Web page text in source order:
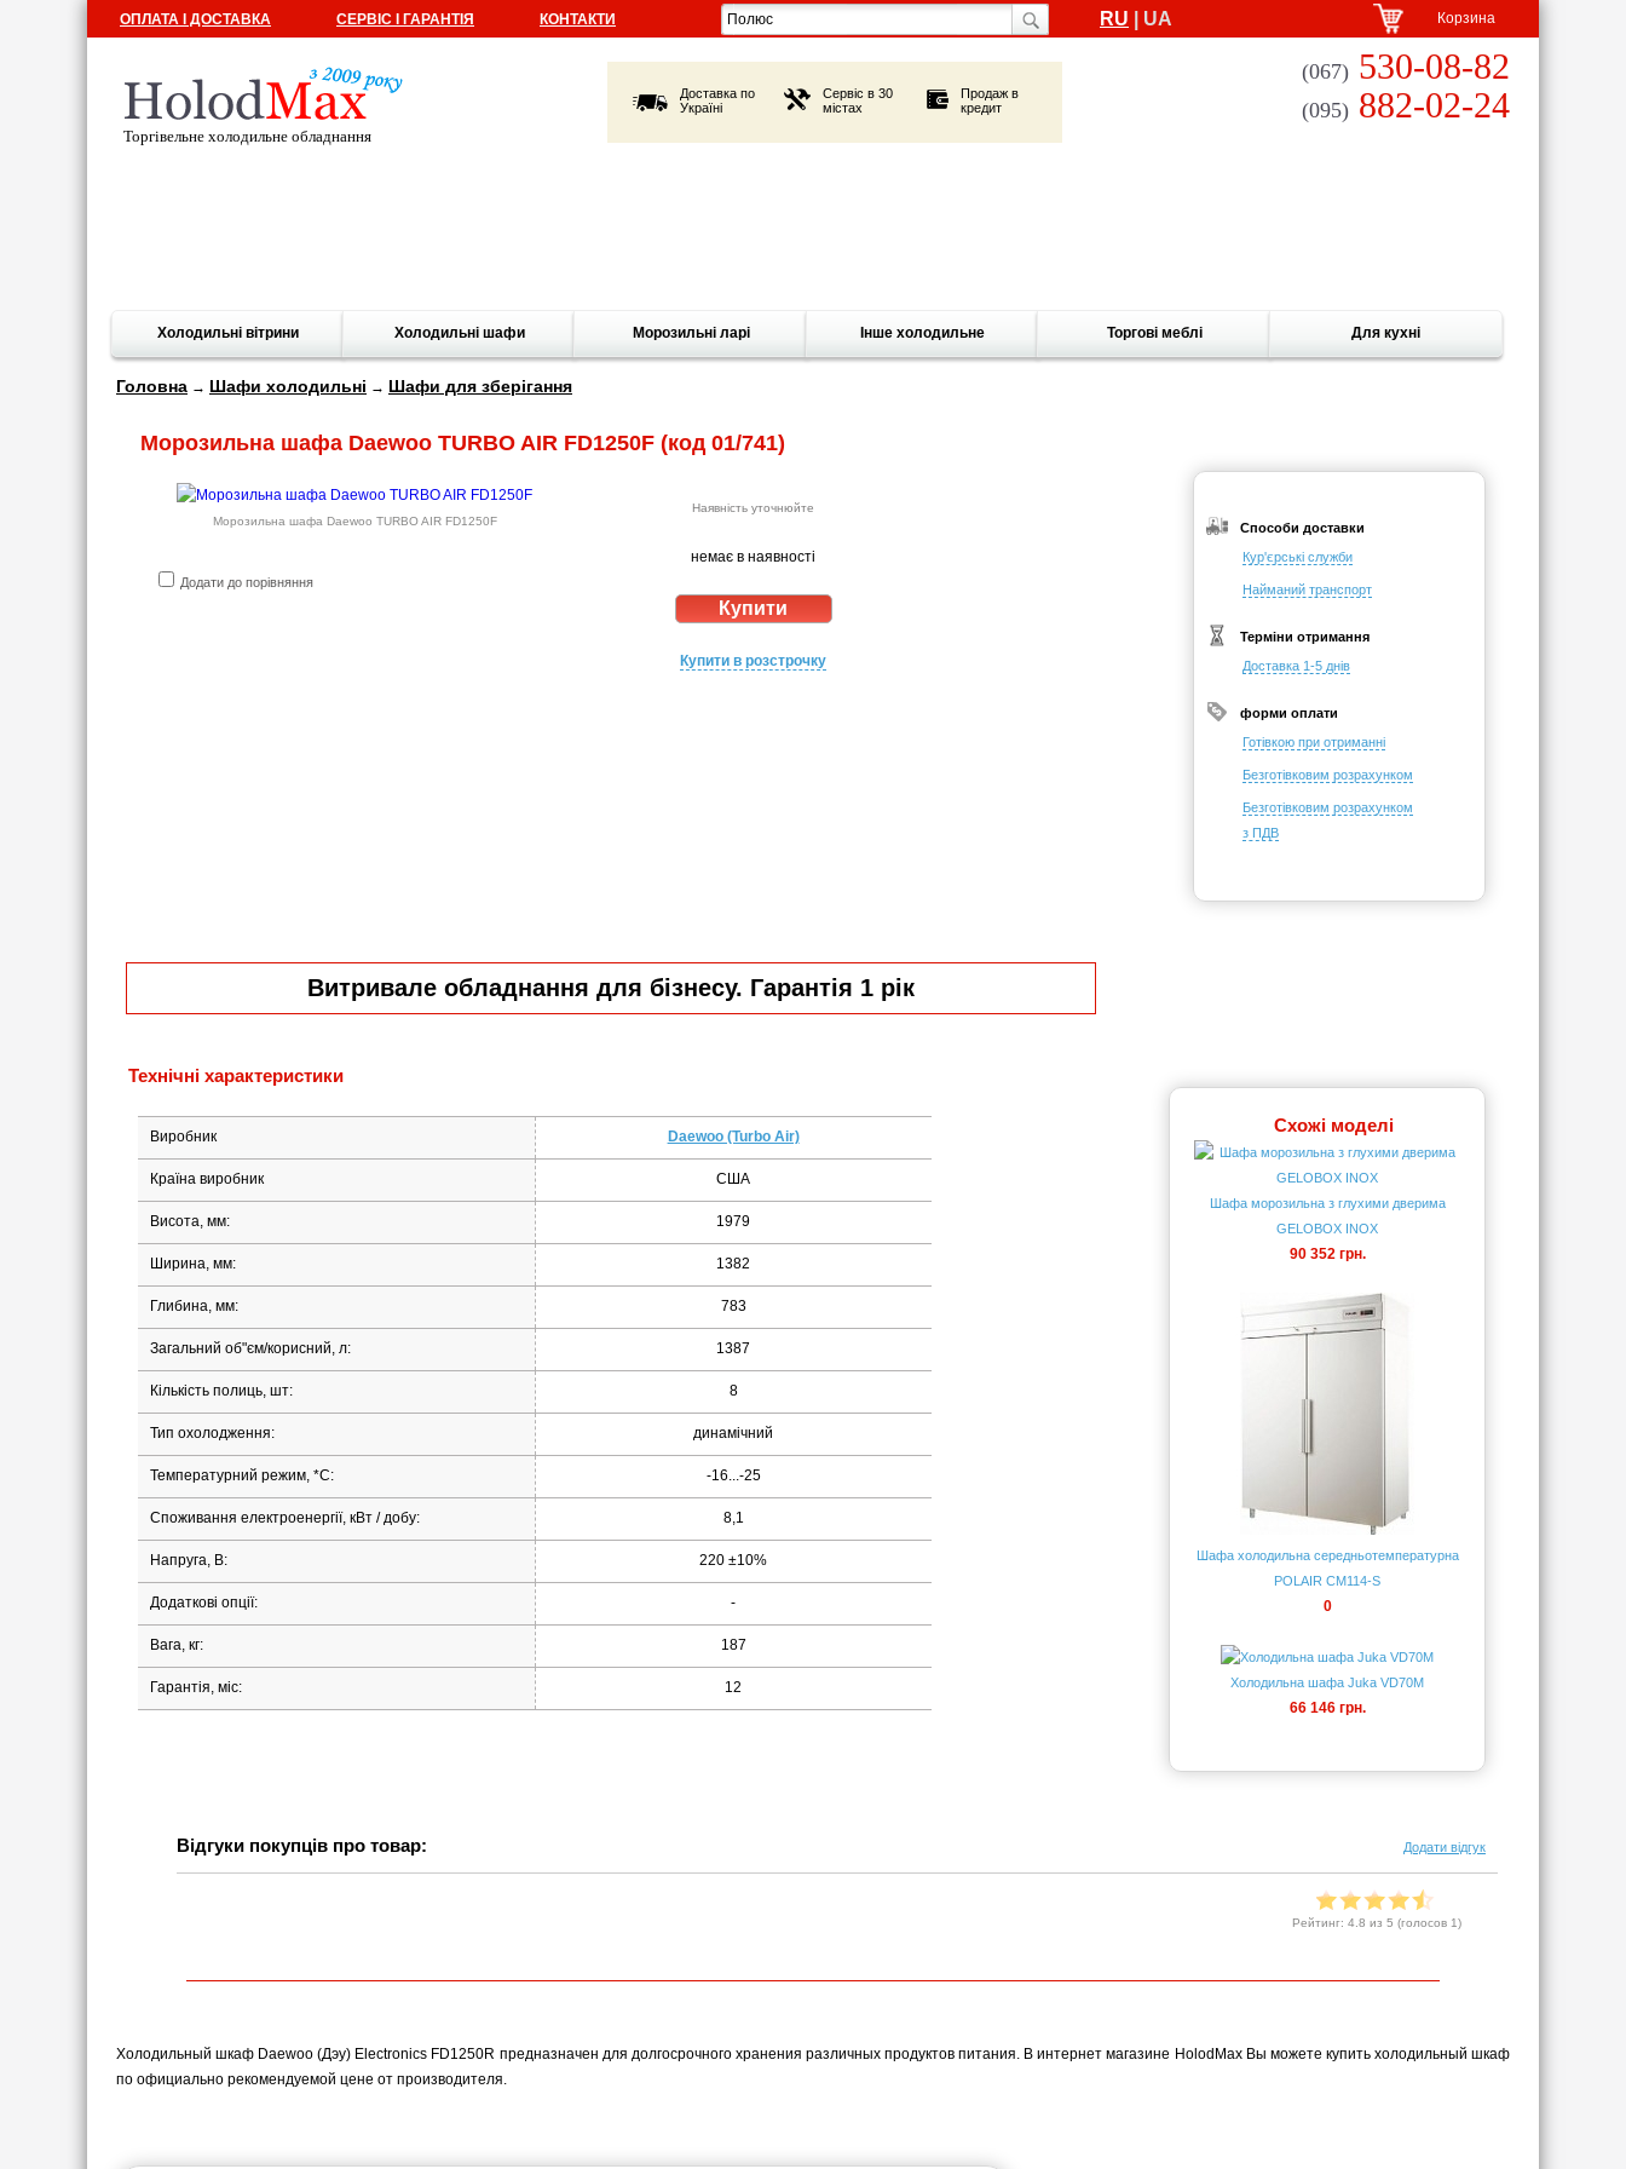
ОПЛАТА І ДОСТАВКА СЕРВІС І ГАРАНТІЯ КОНТАКТИ RU | UA Корзина
Торгівельне холодильне обладнання
Доставка по
Україні
Сервіс в 30
містах
Продаж в
кредит
(067) 530-08-82
(095) 882-02-24
Холодильні вітрини Холодильні шафи Морозильні ларі Інше холодильне Торгові меблі Для кухні
Головна → Шафи холодильні → Шафи для зберігання
Морозильна шафа Daewoo TURBO AIR FD1250F (код 01/741)
Морозильна шафа Daewoo TURBO AIR FD1250F
Додати до порівняння
Наявність уточнюйте
немає в наявності
Купити в розстрочку
Способи доставки
Кур'єрські служби
Найманий транспорт
Терміни отримання
Доставка 1-5 днів
форми оплати
Готівкою при отриманні
Безготівковим розрахунком
Безготівковим розрахунком
з ПДВ
Витривале обладнання для бізнесу. Гарантія 1 рік
Технічні характеристики
Виробник Daewoo (Turbo Air)
Країна виробник США
Висота, мм: 1979
Ширина, мм: 1382
Глибина, мм: 783
Загальний об"єм/корисний, л: 1387
Кількість полиць, шт: 8
Тип охолодження: динамічний
Температурний режим, *С: -16...-25
Споживання електроенергії, кВт / добу: 8,1
Напруга, В: 220 ±10%
Додаткові опції: -
Вага, кг: 187
Гарантія, міс: 12
Схожі моделі
Шафа морозильна з глухими дверима
GELOBOX INOX
90 352 грн.
Шафа холодильна середньотемпературна
POLAIR CM114-S
0
Холодильна шафа Juka VD70M
66 146 грн.
Відгуки покупців про товар: Додати відгук
Рейтинг: 4.8 из 5 (голосов 1)
Холодильный шкаф Daewoo (Дэу) Electronics FD1250R предназначен для долгосрочного хранения различных продуктов питания. В интернет магазине HolodMax Вы можете купить холодильный шкаф
по официально рекомендуемой цене от производителя.